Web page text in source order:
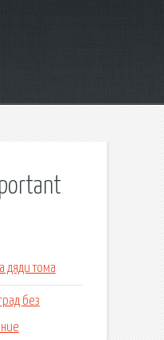
дяди тома
без